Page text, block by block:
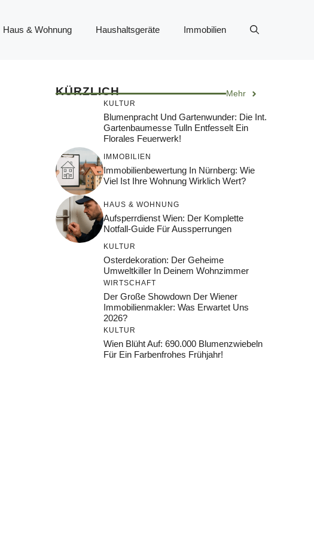
Haus & Wohnung Haushaltsgeräte Immobilien
KÜRZLICH Mehr
KULTUR
Blumenpracht Und Gartenwunder: Die Int.
Gartenbaumesse Tulln Entfesselt Ein
Florales Feuerwerk!
IMMOBILIEN
Immobilienbewertung In Nürnberg: Wie
Viel Ist Ihre Wohnung Wirklich Wert?
HAUS & WOHNUNG
Aufsperrdienst Wien: Der Komplette
Notfall-Guide Für Aussperrungen
KULTUR
Osterdekoration: Der Geheime
Umweltkiller In Deinem Wohnzimmer
WIRTSCHAFT
Der Große Showdown Der Wiener
Immobilienmakler: Was Erwartet Uns
2026?
KULTUR
Wien Blüht Auf: 690.000 Blumenzwiebeln
Für Ein Farbenfrohes Frühjahr!